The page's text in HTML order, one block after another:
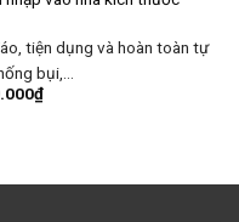
tiện dụng và hoàn toàn tự
bụi,…
₫